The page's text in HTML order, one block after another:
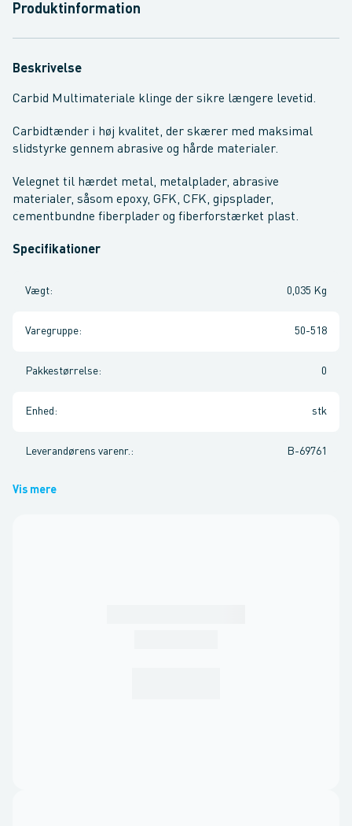
Produktinformation
Beskrivelse
Carbid Multimateriale klinge der sikre længere levetid.
Carbidtænder i høj kvalitet, der skærer med maksimal
slidstyrke gennem abrasive og hårde materialer.
Velegnet til hærdet metal, metalplader, abrasive
materialer, såsom epoxy, GFK, CFK, gipsplader,
cementbundne fiberplader og fiberforstærket plast.
Specifikationer
Vægt: 0,035 Kg
Varegruppe: 50-518
Pakkestørrelse: 0
Enhed : stk
Leverandørens varenr. : B-69761
Vis mere